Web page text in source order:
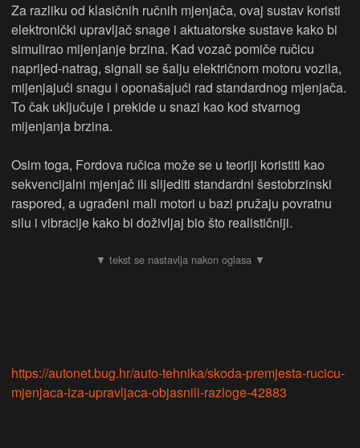
Za razliku od klasičnih ručnih mjenjača, ovaj sustav koristi
elektronički upravljač snage i aktuatorske sustave kako bi
simulirao mijenjanje brzina. Kad vozač pomiče ručicu
naprijed-natrag, signali se šalju električnom motoru vozila,
mijenjajući snagu i oponašajući rad standardnog mjenjača.
To čak uključuje i prekide u snazi kao kod stvarnog
mijenjanja brzina.
Osim toga, Fordova ručica može se u teoriji koristiti kao
sekvencijalni mjenjač ili slijediti standardni šestobrzinski
raspored, a ugrađeni mali motori u bazi pružaju povratnu
silu i vibracije kako bi doživljaj bio što realističniji.
https://autonet.bug.hr/auto-tehnika/skoda-premjesta-rucicu-
mjenjaca-iza-upravljaca-objasnili-razloge-42883